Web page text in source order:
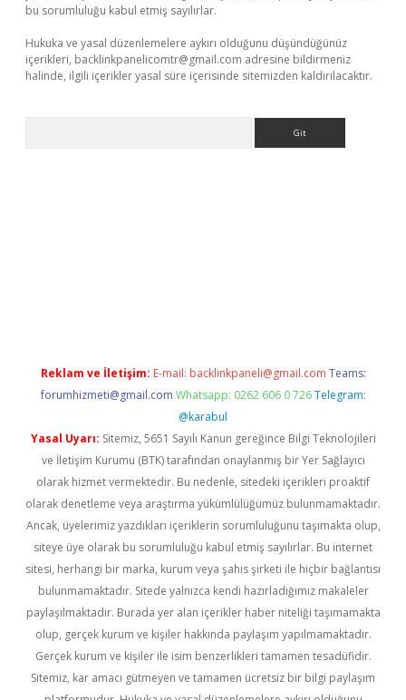
bu sorumluluğu kabul etmiş sayılırlar.
Hukuka ve yasal düzenlemelere aykırı olduğunu düşündüğünüz
içerikleri, backlinkpanelicomtr@gmail.com adresine bildirmeniz
halinde, ilgili içerikler yasal süre içerisinde sitemizden kaldırılacaktır.
Reklam ve İletişim: E-mail: backlinkpaneli@gmail.com Teams:
forumhizmeti@gmail.com Whatsapp: 0262 606 0 726 Telegram:
@karabul
Yasal Uyarı: Sitemiz, 5651 Sayılı Kanun gereğince Bilgi Teknolojileri
ve İletişim Kurumu (BTK) tarafından onaylanmış bir Yer Sağlayıcı
olarak hizmet vermektedir. Bu nedenle, sitedeki içerikleri proaktif
olarak denetleme veya araştırma yükümlülüğümüz bulunmamaktadır.
Ancak, üyelerimiz yazdıkları içeriklerin sorumluluğunu taşımakta olup,
siteye üye olarak bu sorumluluğu kabul etmiş sayılırlar. Bu internet
sitesi, herhangi bir marka, kurum veya şahıs şirketi ile hiçbir bağlantısı
bulunmamaktadır. Sitede yalnızca kendi hazırladığımız makaleler
paylaşılmaktadır. Burada yer alan içerikler haber niteliği taşımamakta
olup, gerçek kurum ve kişiler hakkında paylaşım yapılmamaktadır.
Gerçek kurum ve kişiler ile isim benzerlikleri tamamen tesadüfidir.
Sitemiz, kar amacı gütmeyen ve tamamen ücretsiz bir bilgi paylaşım